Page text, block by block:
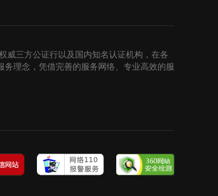
威三方公证行以及国内知名认证机构，在各
理念，凭借完善的服务网络、专业高效的服